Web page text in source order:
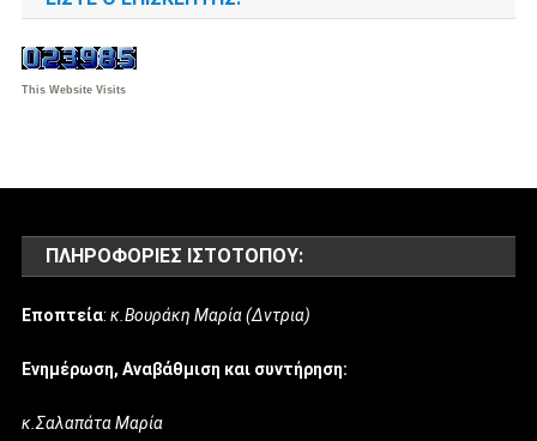
This Website Visits
ΠΛΗΡΟΦΟΡΊΕΣ ΙΣΤΌΤΟΠΟΥ:
Εποπτεία:κ.Βουράκη Μαρία (Δντρια)
Ενημέρωση, Αναβάθμιση και συντήρηση:
κ.Σαλαπάτα Μαρία